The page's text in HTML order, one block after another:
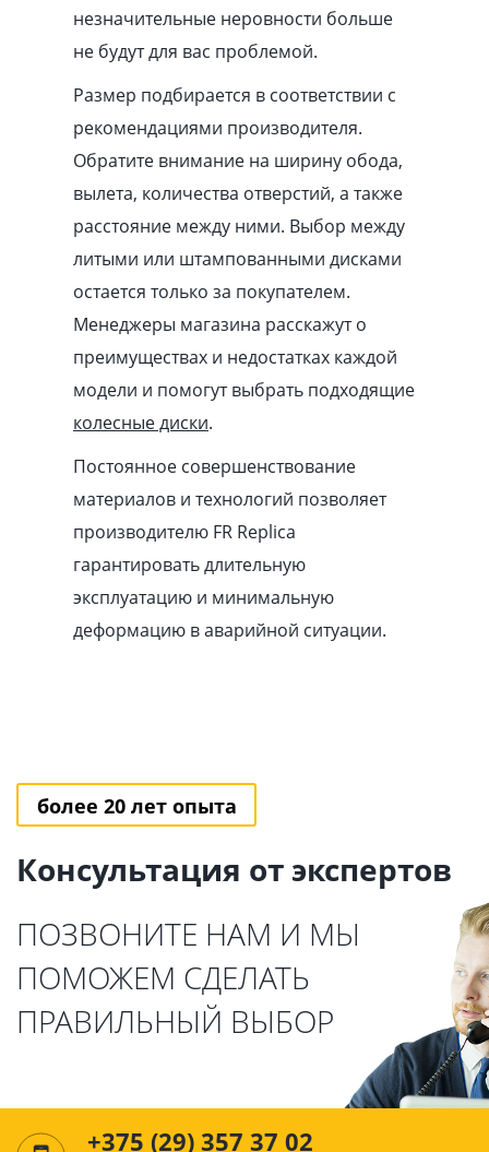
незначительные неровности больше
не будут для вас проблемой.
Размер подбирается в соответствии с
рекомендациями производителя.
Обратите внимание на ширину обода,
вылета, количества отверстий, а также
расстояние между ними. Выбор между
литыми или штампованными дисками
остается только за покупателем.
Менеджеры магазина расскажут о
преимуществах и недостатках каждой
модели и помогут выбрать подходящие
колесные диски.
Постоянное совершенствование
материалов и технологий позволяет
производителю FR Replica
гарантировать длительную
эксплуатацию и минимальную
деформацию в аварийной ситуации.
более 20 лет опыта
Консультация от экспертов
ПОЗВОНИТЕ НАМ И МЫ
ПОМОЖЕМ СДЕЛАТЬ
ПРАВИЛЬНЫЙ ВЫБОР
+375 (29) 357 37 02